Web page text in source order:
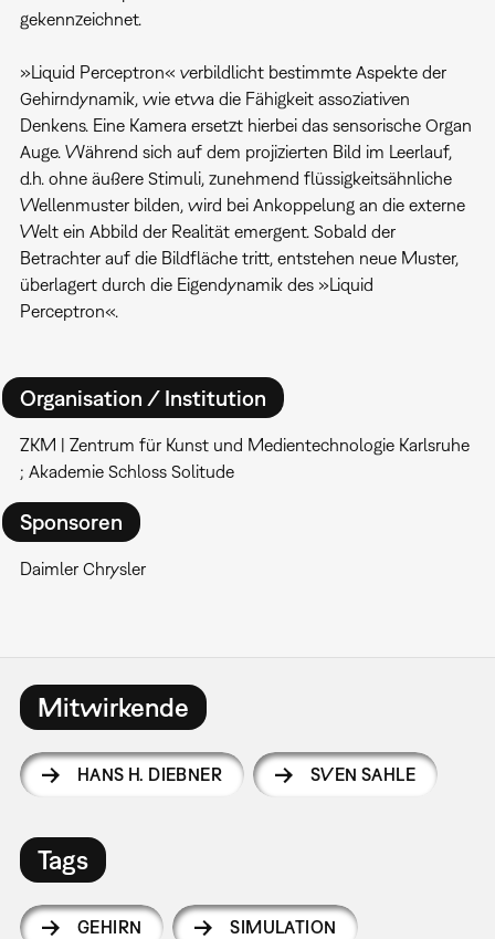
gekennzeichnet.
»Liquid Perceptron« verbildlicht bestimmte Aspekte der
Gehirndynamik, wie etwa die Fähigkeit assoziativen
Denkens. Eine Kamera ersetzt hierbei das sensorische Organ
Auge. Während sich auf dem projizierten Bild im Leerlauf,
d.h. ohne äußere Stimuli, zunehmend flüssigkeitsähnliche
Wellenmuster bilden, wird bei Ankoppelung an die externe
Welt ein Abbild der Realität emergent. Sobald der
Betrachter auf die Bildfläche tritt, entstehen neue Muster,
überlagert durch die Eigendynamik des »Liquid
Perceptron«.
Organisation / Institution
ZKM | Zentrum für Kunst und Medientechnologie Karlsruhe
; Akademie Schloss Solitude
Sponsoren
Daimler Chrysler
Mitwirkende
HANS H. DIEBNER SVEN SAHLE
Tags
GEHIRN SIMULATION